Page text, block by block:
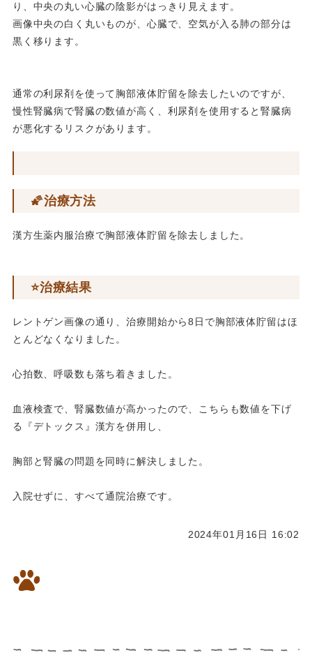
り、中央の丸い心臓の陰影がはっきり見えます。
画像中央の白く丸いものが、心臓で、空気が入る肺の部分は
黒く移ります。
通常の利尿剤を使って胸部液体貯留を除去したいのですが、
慢性腎臓病で腎臓の数値が高く、利尿剤を使用すると腎臓病
が悪化するリスクがあります。
🌠治療方法
漢方生薬内服治療で胸部液体貯留を除去しました。
⭐️治療結果
レントゲン画像の通り、治療開始から8日で胸部液体貯留はほ
とんどなくなりました。
心拍数、呼吸数も落ち着きました。
血液検査で、腎臓数値が高かったので、こちらも数値を下げ
る『デトックス』漢方を併用し、
胸部と腎臓の問題を同時に解決しました。
入院せずに、すべて通院治療です。
2024年01月16日 16:02